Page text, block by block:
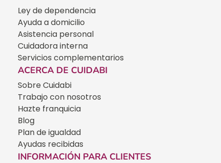
Ley de dependencia
Ayuda a domicilio
Asistencia personal
Cuidadora interna
Servicios complementarios
ACERCA DE CUIDABI
Sobre Cuidabi
Trabajo con nosotros
Hazte franquicia
Blog
Plan de igualdad
Ayudas recibidas
INFORMACIÓN PARA CLIENTES